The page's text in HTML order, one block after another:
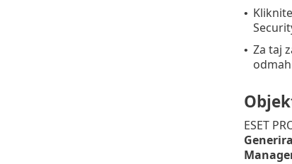
• Kliknite
• Za taj
ESET